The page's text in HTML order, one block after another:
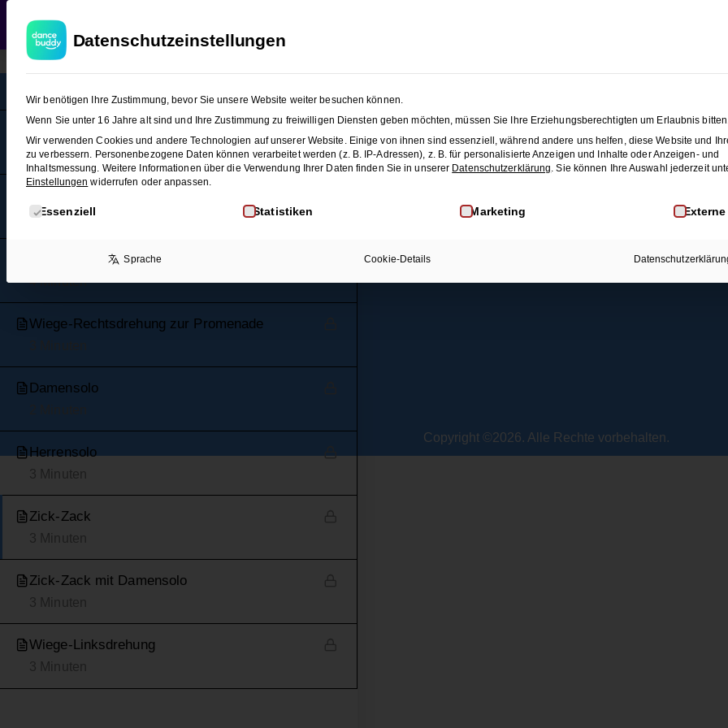
3 Minuten
3 Minuten
Wiege-Rechtsdrehung
4 Minuten
Wiege-Rechtsdrehung zur Promenade
Damensolo
Herrensolo
3 Minuten
Zick-Zack
3 Minuten
Zick-Zack mit Damensolo
3 Minuten
Wiege-Linksdrehung
3 Minuten
This content is protected, pleaselogin andenroll
Rechtliches
AGB
Widerrufsrecht
Mehr Infos
Membership
Copyright ©2026. Alle Rechte vorbehalten.
Datenschutzeinstellungen
Wir benötigen Ihre Zustimmung, bevor Sie unsere Website weiter besuchen können.
Wenn Sie unter 16 Jahre alt sind und Ihre Zustimmung zu freiwilligen Diensten geben möchten, müssen Sie Ihre Erziehungsberechtigten um Erlaubnis
Wir verwenden Cookies und andere Technologien auf unserer Website. Einige von ihnen sind essenziell, während andere uns helfen, diese Website und
zu verbessern. Personenbezogene Daten können verarbeitet werden (z. B. IP-Adressen), z. B. für personalisierte Anzeigen und Inhalte oder Anzeigen- und
Inhaltsmessung. Weitere Informationen über die Verwendung Ihrer Daten finden Sie in unserer Datenschutzerklärung. Sie können Ihre Auswahl jederzeit
Einstellungen widerrufen oder anpassen.
Es folgt eine Liste der Service-Gruppen, für die eine Einwilligung erteilt werden kann. Die erste Service-Gruppe
Essenziell Statistiken Marketing
Sprache Cookie-Details